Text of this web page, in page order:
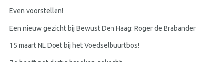
Even voorstellen!
Een nieuw gezicht bij Bewust Den Haag: Roger de Brabander
15 maart NL Doet bij het Voedselbuurtbos!